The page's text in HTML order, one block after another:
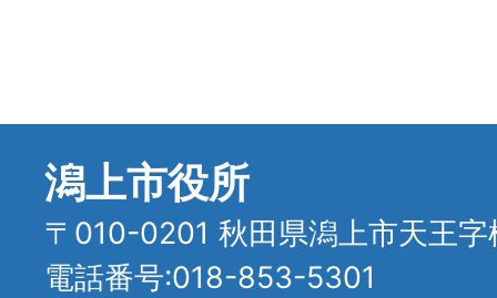
潟上市役所
〒010-0201 秋田県潟上市天王
電話番号:018-853-5301